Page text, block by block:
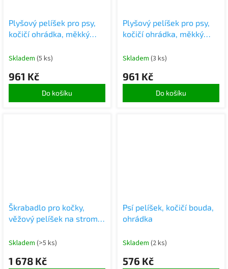
Plyšový pelíšek pro psy,
kočičí ohrádka, měkký
100
Skladem (5 ks)
961 Kč
Do košíku
Plyšový pelíšek pro psy,
kočičí ohrádka, měkký
100
Skladem (3 ks)
961 Kč
Do košíku
Škrabadlo pro kočky,
věžový pelíšek na stromě,
Skladem (>5 ks)
1 678 Kč
Psí pelíšek, kočičí bouda,
ohrádka
Skladem (2 ks)
576 Kč